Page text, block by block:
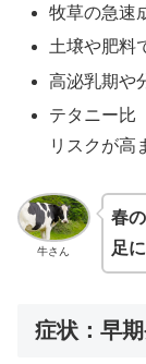
牧草の急速
土壌や肥料
高泌乳期や
テタニー比
リスクが高
牛さん
春
足
症状：早